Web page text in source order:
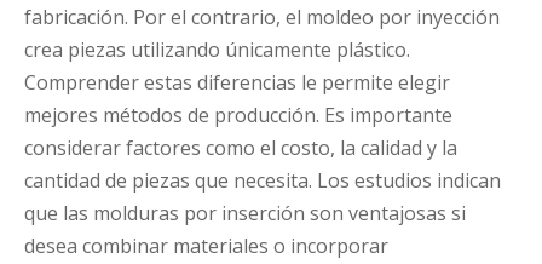
fabricación. Por el contrario, el moldeo por inyección
crea piezas utilizando únicamente plástico.
Comprender estas diferencias le permite elegir
mejores métodos de producción. Es importante
considerar factores como el costo, la calidad y la
cantidad de piezas que necesita. Los estudios indican
que las molduras por inserción son ventajosas si
desea combinar materiales o incorporar